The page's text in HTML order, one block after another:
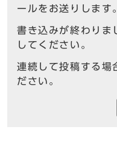
ールをお送りします
書き込みが終わりま
してください。
連続して投稿する場
ださい。